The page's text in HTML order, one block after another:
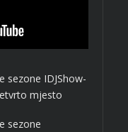
IDJShow-
mjesto
sezone